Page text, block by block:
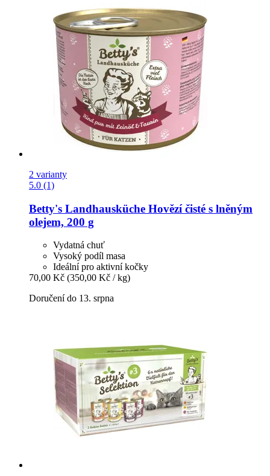
2 varianty
5.0 (1)
Betty's Landhausküche Hovězí čisté s lněným
olejem, 200 g
Vydatná chuť
Vysoký podíl masa
Ideální pro aktivní kočky
70,00 Kč (350,00 Kč / kg)
Doručení do 13. srpna